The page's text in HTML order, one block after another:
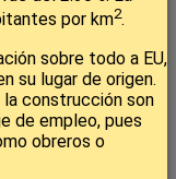
por km2.
sobre todo a EU,
su lugar de origen.
construcción son
de empleo, pues
obreros o